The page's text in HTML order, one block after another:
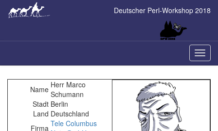
Deutscher Perl-Workshop 2018
ein-/
Name Herr Marco
Schumann
Stadt Berlin
Land Deutschland
Firma Tele Columbus